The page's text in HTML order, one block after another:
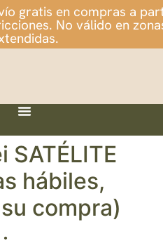
gratis en compras a
No válido en
SATÉLITE
hábiles,
compra)